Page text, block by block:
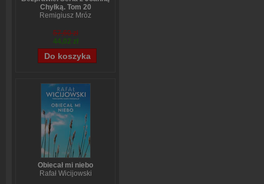
Chyłką. Tom 20
Remigiusz Mróz
57,60 zł
44,02 zł
Obiecał mi niebo
Rafał Wicijowski